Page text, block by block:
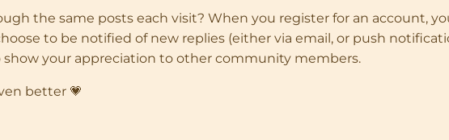
the same posts each visit? When you register for an account,
to be notified of new replies (either via email, or push
your appreciation to other community members.
better 💗